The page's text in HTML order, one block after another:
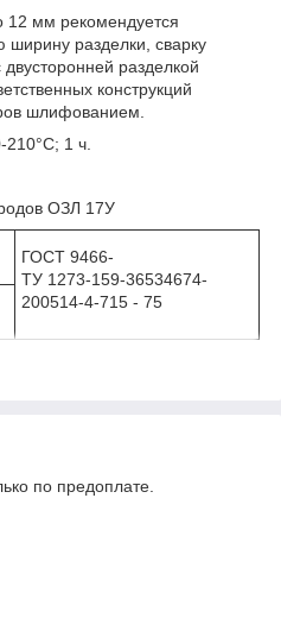
12 мм рекомендуется
ширину разделки, сварку
разделкой
конструкций
шлифованием.
210°С; 1 ч.
ОЗЛ 17У
ГОСТ 9466-
ТУ 1273-159-36534674-
200514-4-715 - 75
по предоплате.